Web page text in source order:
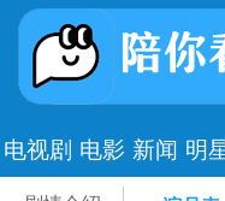
电视剧 电影 新闻 明